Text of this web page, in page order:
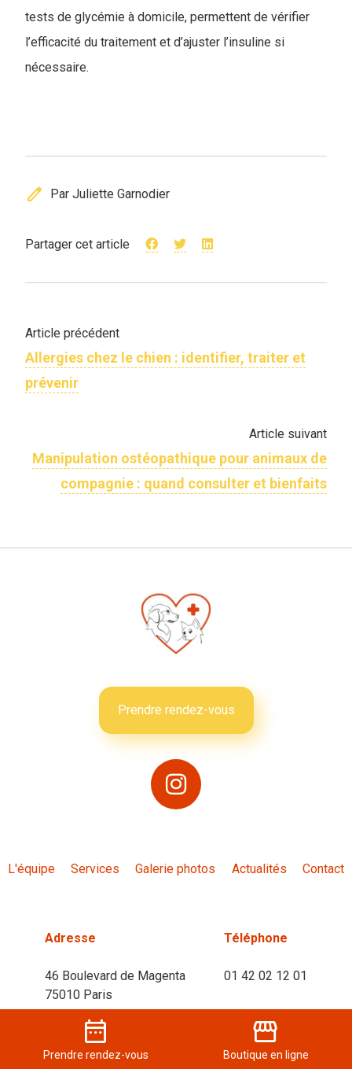
tests de glycémie à domicile, permettent de vérifier
l’efficacité du traitement et d’ajuster l’insuline si
nécessaire.
edit Par Juliette Garnodier
Partager cet article
Article précédent
Allergies chez le chien : identifier, traiter et
prévenir
Article suivant
Manipulation ostéopathique pour animaux de
compagnie : quand consulter et bienfaits
date_range
Prendrerendez-vous
storefront
Boutique en ligne
Prendre rendez-vous
L'équipe Services Galerie photos Actualités Contact
Adresse
46 Boulevard de Magenta
75010 Paris
Téléphone
01 42 02 12 01
Horaires